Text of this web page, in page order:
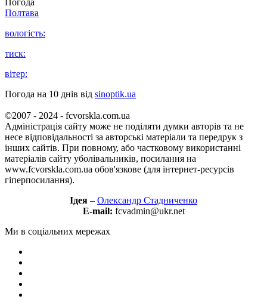
Погода
Полтава
вологість:
тиск:
вітер:
Погода на 10 днів від sinoptik.ua
©2007 - 2024 - fcvorskla.com.ua
Адміністрація сайту може не поділяти думки авторів та не
несе відповідальності за авторські матеріали та передрук з
інших сайтів. При повному, або частковому використанні
матеріалів сайту уболівальників, посилання на
www.fcvorskla.com.ua обов'язкове (для інтернет-ресурсів
гіперпосилання).
Ідея – Олександр Стадниченко
E-mail: fcvadmin@ukr.net
Ми в соціальних мережах